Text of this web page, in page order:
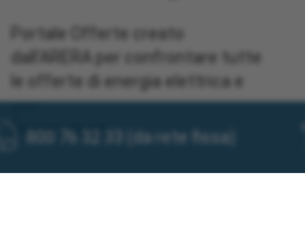
Portale Offerte creato
dall'ARERA per confrontare tutte
le offerte di energia elettrica e
gas.
Scopri di più
800 76 32 33 (da rete fissa)